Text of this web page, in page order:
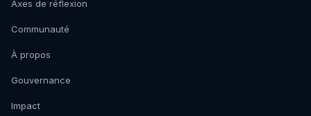
Axes de réflexion
Communauté
À propos
Gouvernance
Impact